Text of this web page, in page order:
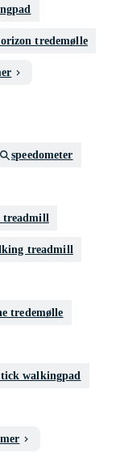
tredemølle
speedometer
treadmill
treadmill
tredemølle
walkingpad